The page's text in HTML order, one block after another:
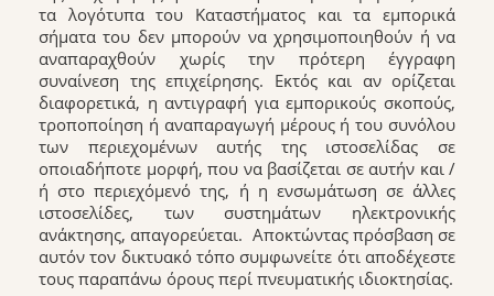
τα λογότυπα του Καταστήματος και τα εμπορικά
σήματα του δεν μπορούν να χρησιμοποιηθούν ή να
αναπαραχθούν χωρίς την πρότερη έγγραφη
συναίνεση της επιχείρησης. Εκτός και αν ορίζεται
διαφορετικά, η αντιγραφή για εμπορικούς σκοπούς,
τροποποίηση ή αναπαραγωγή μέρους ή του συνόλου
των περιεχομένων αυτής της ιστοσελίδας σε
οποιαδήποτε μορφή, που να βασίζεται σε αυτήν και /
ή στο περιεχόμενό της, ή η ενσωμάτωση σε άλλες
ιστοσελίδες, των συστημάτων ηλεκτρονικής
ανάκτησης, απαγορεύεται. Αποκτώντας πρόσβαση σε
αυτόν τον δικτυακό τόπο συμφωνείτε ότι αποδέχεστε
τους παραπάνω όρους περί πνευματικής ιδιοκτησίας.